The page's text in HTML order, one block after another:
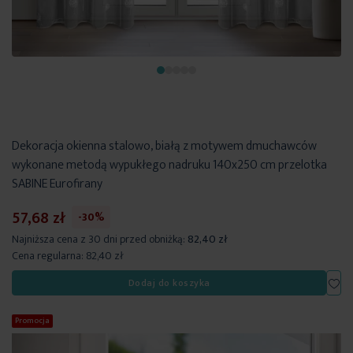
Dekoracja okienna stalowo, białą z motywem dmuchawców
wykonane metodą wypukłego nadruku 140x250 cm przelotka
SABINE Eurofirany
57,68 zł
-30%
Najniższa cena z 30 dni przed obniżką: 82,40 zł
Cena regularna: 82,40 zł
Dodaj do koszyka
Promocja